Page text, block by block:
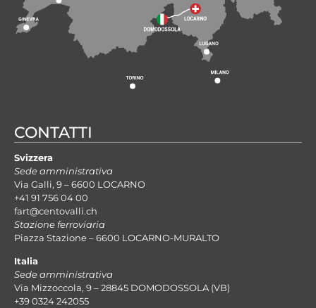
CONTATTI
Svizzera
Sede amministrativa
Via Galli, 9 – 6600 LOCARNO
+41 91 756 04 00
fart@centovalli.ch
Stazione ferroviaria
Piazza Stazione – 6600 LOCARNO-MURALTO
Italia
Sede amministrativa
Via Mizzoccola, 9 – 28845 DOMODOSSOLA (VB)
+39 0324 242055